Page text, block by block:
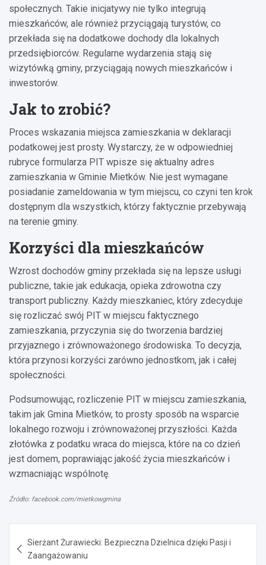
społecznych. Takie inicjatywy nie tylko integrują
mieszkańców, ale również przyciągają turystów, co
przekłada się na dodatkowe dochody dla lokalnych
przedsiębiorców. Regularne wydarzenia stają się
wizytówką gminy, przyciągają nowych mieszkańców i
inwestorów.
Jak to zrobić?
Proces wskazania miejsca zamieszkania w deklaracji
podatkowej jest prosty. Wystarczy, że w odpowiedniej
rubryce formularza PIT wpisze się aktualny adres
zamieszkania w Gminie Mietków. Nie jest wymagane
posiadanie zameldowania w tym miejscu, co czyni ten krok
dostępnym dla wszystkich, którzy faktycznie przebywają
na terenie gminy.
Korzyści dla mieszkańców
Wzrost dochodów gminy przekłada się na lepsze usługi
publiczne, takie jak edukacja, opieka zdrowotna czy
transport publiczny. Każdy mieszkaniec, który zdecyduje
się rozliczać swój PIT w miejscu faktycznego
zamieszkania, przyczynia się do tworzenia bardziej
przyjaznego i zrównoważonego środowiska. To decyzja,
która przynosi korzyści zarówno jednostkom, jak i całej
społeczności.
Podsumowując, rozliczenie PIT w miejscu zamieszkania,
takim jak Gmina Mietków, to prosty sposób na wsparcie
lokalnego rozwoju i zrównoważonej przyszłości. Każda
złotówka z podatku wraca do miejsca, które na co dzień
jest domem, poprawiając jakość życia mieszkańców i
wzmacniając wspólnotę.
Źródło: facebook.com/mietkowgmina
wpisu
Sierżant Żurawiecki: Bezpieczna Dzielnica dzięki Pasji i
Zaangażowaniu